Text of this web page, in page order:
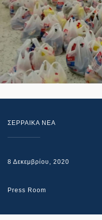
ΣΕΡΡΑΙΚΑ ΝΕΑ
8 Δεκεμβρίου, 2020
Press Room